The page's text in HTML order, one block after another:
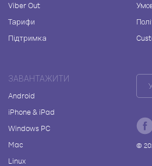
Viber Out
Тарифи
Підтримка
ЗАВАНТАЖИТИ
Android
iPhone & iPad
Windows PC
Mac
Linux
©